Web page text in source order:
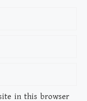
in this browser